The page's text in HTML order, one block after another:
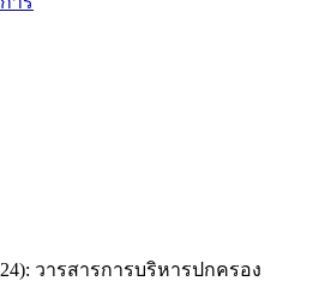
วารสารการบริหารปกครอง